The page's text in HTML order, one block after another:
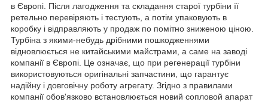
в Європі. Після лагодження та складання старої турбіни її
ретельно перевіряють і тестують, а потім упаковують в
коробку і відправляють у продаж по помітно зниженою ціною.
Турбіна з якими-небудь дрібними пошкодженнями
відновлюється не китайськими майстрами, а саме на заводі
компанії в Європі. Це означає, що при регенерації турбіни
використовуються оригінальні запчастини, що гарантує
надійну і довговічну роботу агрегату. Згідно з правилами
компанії обов'язково встановлюється новий сопловой апарат